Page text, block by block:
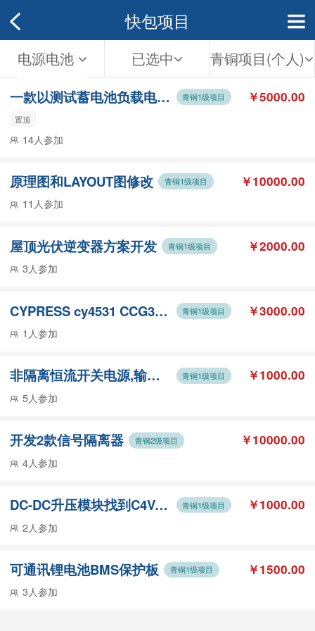
快包项目
电源电池 已选中 青铜项目(个人)
一款以测试蓄电池负载电压判断电池好坏的蓄电池测试仪
青铜1级项目
置顶
14人参加
￥5000.00
原理图和LAYOUT图修改 青铜1级项目
11人参加
￥10000.00
屋顶光伏逆变器方案开发 青铜1级项目
3人参加
￥2000.00
CYPRESS cy4531 CCG3 充电器c口读取资料 再c口读入资料 EZ-PD 青铜1级项目
1人参加
￥3000.00
非隔离恒流开关电源,输入AC100-240V，输出13V-18V900mA 青铜1级项目
5人参加
￥1000.00
开发2款信号隔离器 青铜2级项目
4人参加
￥10000.00
DC-DC升压模块找到C4VAF电源升压芯片替代型号 青铜1级项目
2人参加
￥1000.00
可通讯锂电池BMS保护板 青铜1级项目
3人参加
￥1500.00